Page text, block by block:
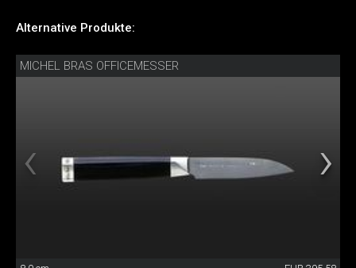
Alternative Produkte:
MICHEL BRAS OFFICEMESSER